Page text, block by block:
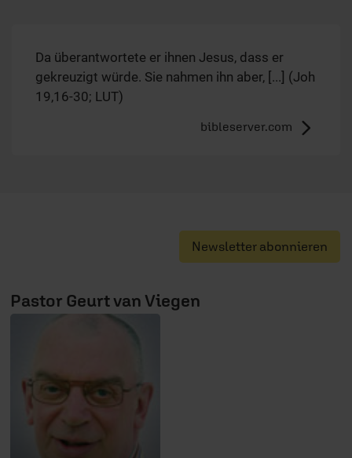
Da überantwortete er ihnen Jesus, dass er
gekreuzigt würde. Sie nahmen ihn aber, [...] (Joh
19,16-30; LUT)
bibleserver.com
Newsletter abonnieren
Pastor Geurt van Viegen